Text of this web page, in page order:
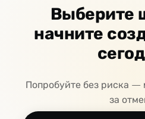
Выберите
начните
Попробуйте без риска
за